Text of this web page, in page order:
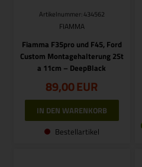
Artikelnummer: 434562
FIAMMA
Fiamma F35pro und F45, Ford
Custom Montagehalterung 2St
a 11cm – DeepBlack
89,00EUR
Bestellartikel